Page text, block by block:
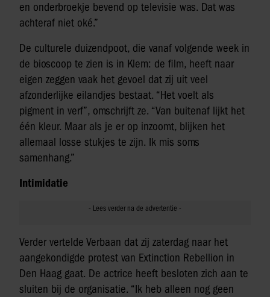
en onderbroekje bevend op televisie was. Dat was
achteraf niet oké.”
De culturele duizendpoot, die vanaf volgende week in
de bioscoop te zien is in Klem: de film, heeft naar
eigen zeggen vaak het gevoel dat zij uit veel
afzonderlijke eilandjes bestaat. “Het voelt als
pigment in verf”, omschrijft ze. “Van buitenaf lijkt het
één kleur. Maar als je er op inzoomt, blijken het
allemaal losse stukjes te zijn. Ik mis soms
samenhang.”
Intimidatie
Verder vertelde Verbaan dat zij zaterdag naar het
aangekondigde protest van Extinction Rebellion in
Den Haag gaat. De actrice heeft besloten zich aan te
sluiten bij de organisatie. “Ik heb alleen nog geen